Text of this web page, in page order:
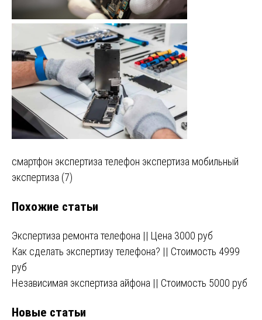
Навигация
записям
смартфон экспертиза телефон экспертиза мобильный
экспертиза (7)
Похожие статьи
Экспертиза ремонта телефона || Цена 3000 руб
Как сделать экспертизу телефона? || Стоимость 4999
руб
Независимая экспертиза айфона || Стоимость 5000 руб
Новые статьи